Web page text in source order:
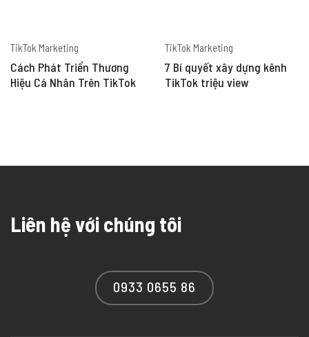
TikTok Marketing
Cách Phát Triển Thương
Hiệu Cá Nhân Trên TikTok
TikTok Marketing
7 Bí quyết xây dựng kênh
TikTok triệu view
Liên hệ với chúng tôi
0933 0655 86